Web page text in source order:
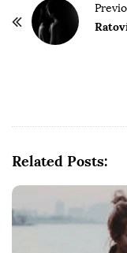
Related Posts: